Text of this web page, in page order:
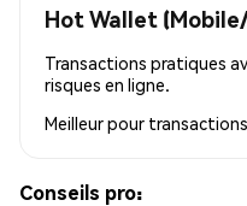
Hot Wallet
Transactions pratiques
risques en ligne.
Meilleur pour
Conseils pro: